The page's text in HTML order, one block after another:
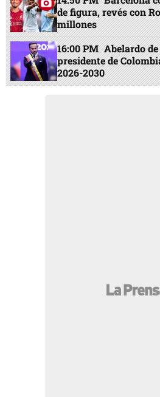
de figura, revés con
millones
16:00 PM Abelardo
presidente de
2026-2030